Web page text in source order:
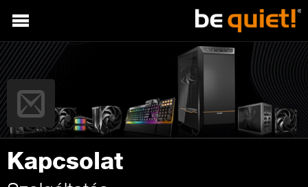
Kapcsolat